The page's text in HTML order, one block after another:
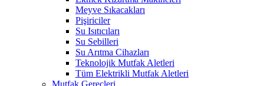
Meyve Sıkacakları
Pişiriciler
Su Isıtıcıları
Su Sebilleri
Su Arıtma Cihazları
Teknolojik Mutfak Aletleri
Tüm Elektrikli Mutfak Aletleri
Mutfak Gereçleri